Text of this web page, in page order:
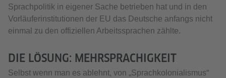
Sprachpolitik in eigener Sache betrieben hat und in den
Vorläuferinstitutionen der EU das Deutsche anfangs nicht
einmal zu den offiziellen Arbeitssprachen zählte.
DIE LÖSUNG: MEHRSPRACHIGKEIT
Selbst wenn man es ablehnt, von „Sprachkolonialismus“